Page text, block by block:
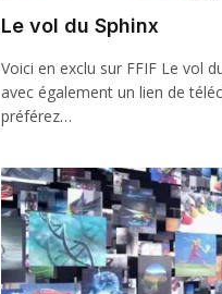
Le vol du Sphinx
Voici en exclu sur FFIF Le vol
avec également un lien de
préférez…